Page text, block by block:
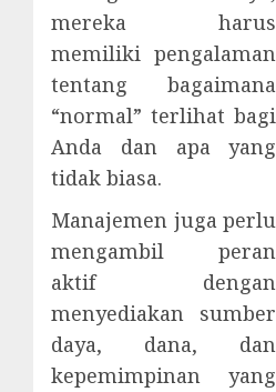
mereka harus
memiliki pengalaman
tentang bagaimana
“normal” terlihat bagi
Anda dan apa yang
tidak biasa.
Manajemen juga perlu
mengambil peran
aktif dengan
menyediakan sumber
daya, dana, dan
kepemimpinan yang